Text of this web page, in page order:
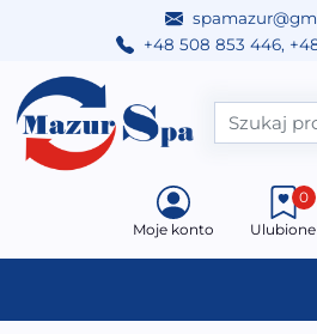
+48 508 853 446,
Przejdź do treści
Main Navigation
Moje konto Ulubione
0